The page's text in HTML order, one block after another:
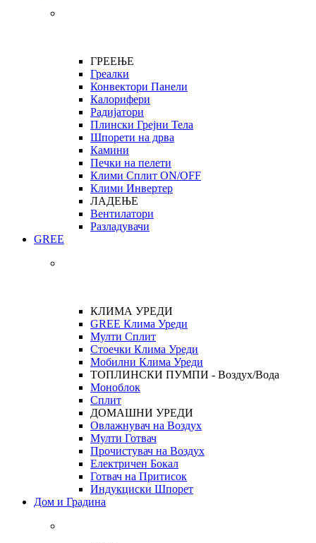
ГРЕЕЊЕ
Греалки
Конвектори Панели
Калорифери
Радијатори
Плински Грејни Тела
Шпорети на дрва
Камини
Печки на пелети
Клими Сплит ON/OFF
Клими Инвертер
ЛАДЕЊЕ
Вентилатори
Разладувачи
GREE
КЛИМА УРЕДИ
GREE Клима Уреди
Мулти Сплит
Стоечки Клима Уреди
Мобилни Клима Уреди
ТОПЛИНСКИ ПУМПИ - Воздух/Вода
Моноблок
Сплит
ДОМАШНИ УРЕДИ
Овлажнувач на Воздух
Мулти Готвач
Прочистувач на Воздух
Електричен Бокал
Готвач на Притисок
Индукциски Шпорет
Дом и Градина